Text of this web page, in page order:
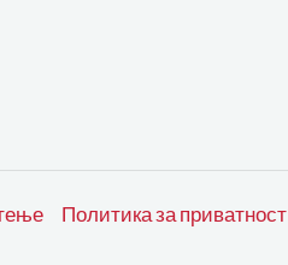
Политика за приватност